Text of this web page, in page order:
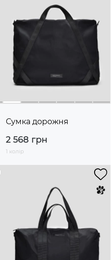
Сумка дорожня
2 568 грн
1 колір